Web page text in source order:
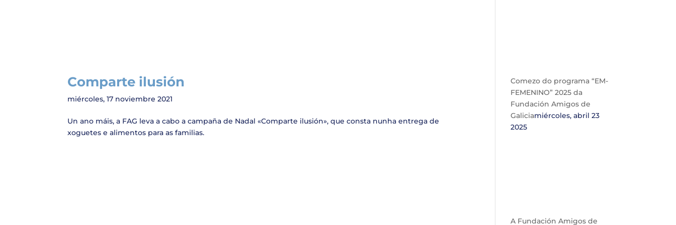
Comparte ilusión
miércoles, 17 noviembre 2021
Un ano máis, a FAG leva a cabo a campaña de Nadal «Comparte ilusión», que consta nunha entrega de
xoguetes e alimentos para as familias.
Comezo do programa “EM-
FEMENINO” 2025 da
Fundación Amigos de
Galiciamiércoles, abril 23
2025
A Fundación Amigos de